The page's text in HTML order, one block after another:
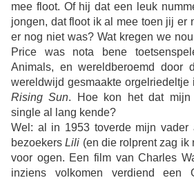
mee floot. Of hij dat een leuk
jongen, dat floot ik al mee toen jij er
er nog niet was? Wat kregen we
Price was nota bene
Animals, en wereldberoemd door
wereldwijd gesmaakte orgelriedeltje
Rising Sun. Hoe kon het dat mijn
single al lang kende?
Wel: al in 1953 toverde mijn vader
bezoekersLili (en die rolprent zag ik
voor ogen. Een film van Charles
inziens volkomen verdiend een